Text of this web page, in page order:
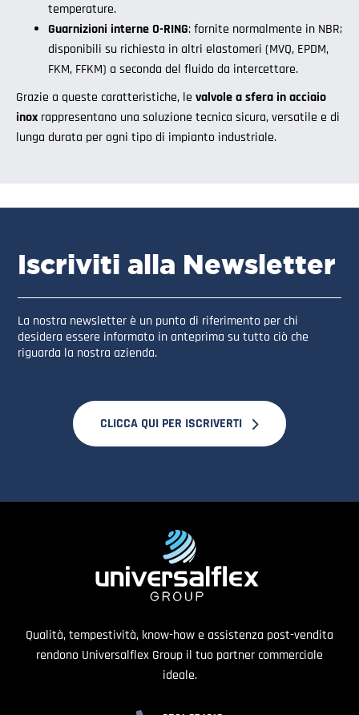
temperature.
Guarnizioni interne O-RING: fornite normalmente in NBR;
disponibili su richiesta in altri elastomeri (MVQ, EPDM,
FKM, FFKM) a seconda del fluido da intercettare.
Grazie a queste caratteristiche, le valvole a sfera in acciaio
inox rappresentano una soluzione tecnica sicura, versatile e di
lunga durata per ogni tipo di impianto industriale.
Iscriviti alla Newsletter
La nostra newsletter è un punto di riferimento per chi
desidera essere informato in anteprima su tutto ciò che
riguarda la nostra azienda.
CLICCA QUI PER ISCRIVERTI
Qualità, tempestività, know-how e assistenza post-vendita
rendono Universalflex Group il tuo partner commerciale
ideale.